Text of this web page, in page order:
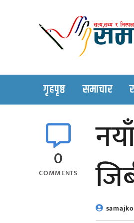
गृहपृष्ठ समाचार
0
COMMENTS